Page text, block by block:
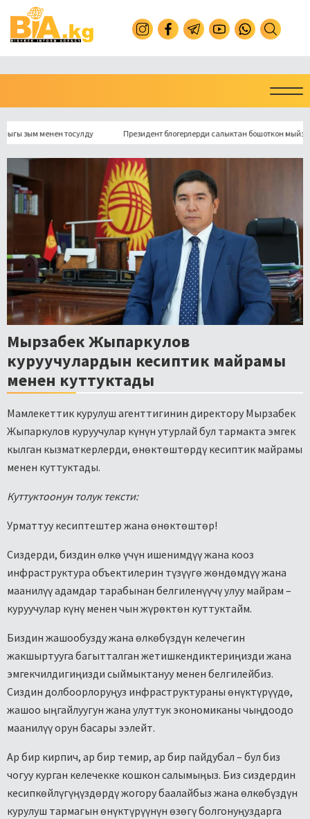
менен тосулду Президент блогерлерди салыктан бошоткон мыйзамга
Мырзабек Жыпаркулов
куруучулардын кесиптик майрамы
менен куттуктады
Мамлекеттик курулуш агенттигинин директору Мырзабек
Жыпаркулов куруучулар күнүн утурлай бул тармакта эмгек
кылган кызматкерлерди, өнөктөштөрдү кесиптик майрамы
менен куттуктады.
Куттуктоонун толук тексти:
Урматтуу кесиптештер жана өнөктөштөр!
Сиздерди, биздин өлкө үчүн ишенимдүү жана кооз
инфраструктура объектилерин түзүүгө жөндөмдүү жана
маанилүү адамдар тарабынан белгиленүүчү улуу майрам –
куруучулар күнү менен чын жүрөктөн куттуктайм.
Биздин жашообузду жана өлкөбүздүн келечегин
жакшыртууга багытталган жетишкендиктериңизди жана
эмгекчилдигиңизди сыймыктануу менен белгилейбиз.
Сиздин долбоорлоруңуз инфраструктураны өнүктүрүүдө,
жашоо ыңгайлуугун жана улуттук экономиканы чыңдоодо
маанилүү орун басары ээлейт.
Ар бир кирпич, ар бир темир, ар бир пайдубал – бул биз
чогуу курган келечекке кошкон салымыңыз. Биз сиздердин
кесипкөйлүгүңүздөрдү жогору баалайбыз жана өлкөбүздүн
курулуш тармагын өнүктүрүүнүн өзөгү болгонуңуздарга